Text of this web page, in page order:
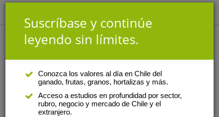
Ruben Antonio Massaro
Suscríbase y continúe
leyendo sin límites.
Conozca los valores al día en Chile del
ganado, frutas, granos, hortalizas y más.
Acceso a estudios en profundidad por sector,
rubro, negocio y mercado de Chile y el
extranjero.